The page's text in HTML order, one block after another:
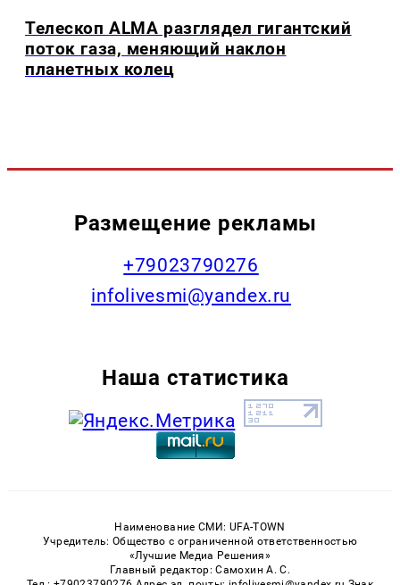
Телескоп ALMA разглядел гигантский
поток газа, меняющий наклон
планетных колец
Размещение рекламы
+79023790276
infolivesmi@yandex.ru
Наша статистика
Наименование СМИ: UFA-TOWN
Учредитель: Общество с ограниченной ответственностью
«Лучшие Медиа Решения»
Главный редактор: Самохин А. С.